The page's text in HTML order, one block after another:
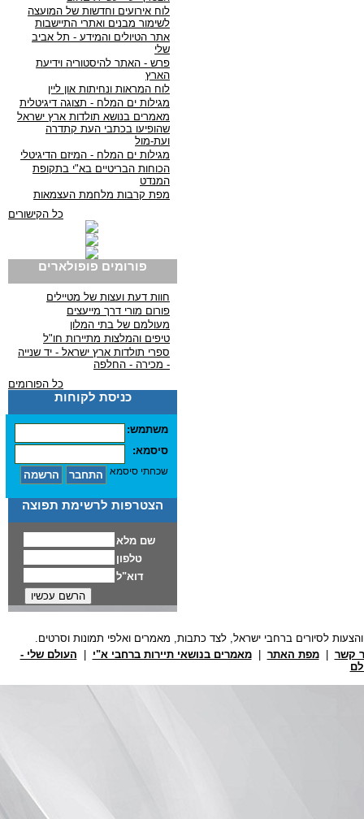
לוח אירועים וחדשות של המועצה
לשימור מבנים ואתרי התיישבות
אתר הטיולים והמידע - תל אביב
שלי
פרש - האתר להיסטוריה וידיעת
הארץ
לוח המראות ונחיתות און ליין
מגילות ים המלח - תצוגה דיגיטלית
מאמרים בנושא תולדות ארץ ישראל
שהופיעו בכתבי העת קתדרה
ועת-מול
מגילות ים המלח - המיזם הדיגיטלי
הכוחות הבריטיים בא"י בתקופת
המנדט
מפת קרבות מלחמת העצמאות
כל הקישורים
פורומים פופולארים
חוות דעת ועצות של מטיילים
פורום מורי דרך מייעצים
מעולמם של בתי המלון
טיפים והמלצות מתיירות חו"ל
ספרי תולדות ארץ ישראל - יד שנייה
- מכירה - החלפה
כל הפורומים
כניסת לקוחות
משתמש:
סיסמא:
שכחתי סיסמא
הצטרפות לרשימת תפוצה
קשר |מפת האתר |מאמרים בנושאי תיירות ברחבי א"י
העולם שלי -